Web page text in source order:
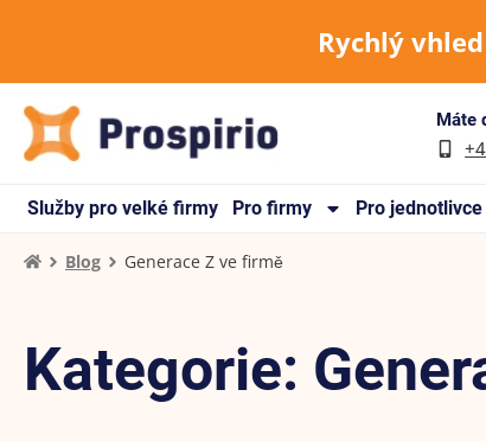
Rychlý
Máte
Služby pro velké firmy Pro firmy Pro jednotlivce
Blog Generace Z ve firmě
Kategorie: